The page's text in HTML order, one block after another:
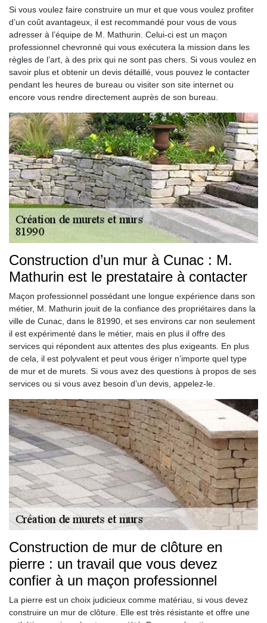
Si vous voulez faire construire un mur et que vous voulez profiter
d’un coût avantageux, il est recommandé pour vous de vous
adresser à l’équipe de M. Mathurin. Celui-ci est un maçon
professionnel chevronné qui vous exécutera la mission dans les
règles de l’art, à des prix qui ne sont pas chers. Si vous voulez en
savoir plus et obtenir un devis détaillé, vous pouvez le contacter
pendant les heures de bureau ou visiter son site internet ou
encore vous rendre directement auprès de son bureau.
Construction d’un mur à Cunac : M.
Mathurin est le prestataire à contacter
Maçon professionnel possédant une longue expérience dans son
métier, M. Mathurin jouit de la confiance des propriétaires dans la
ville de Cunac, dans le 81990, et ses environs car non seulement
il est expérimenté dans le métier, mais en plus il offre des
services qui répondent aux attentes des plus exigeants. En plus
de cela, il est polyvalent et peut vous ériger n’importe quel type
de mur et de murets. Si vous avez des questions à propos de ses
services ou si vous avez besoin d’un devis, appelez-le.
Construction de mur de clôture en
pierre : un travail que vous devez
confier à un maçon professionnel
La pierre est un choix judicieux comme matériau, si vous devez
construire un mur de clôture. Elle est très résistante et offre une